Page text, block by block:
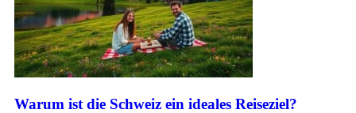
Warum ist die Schweiz ein ideales Reiseziel?